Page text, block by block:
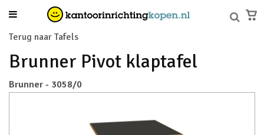
Terug naar Tafels
Brunner Pivot klaptafel
Brunner - 3058/0